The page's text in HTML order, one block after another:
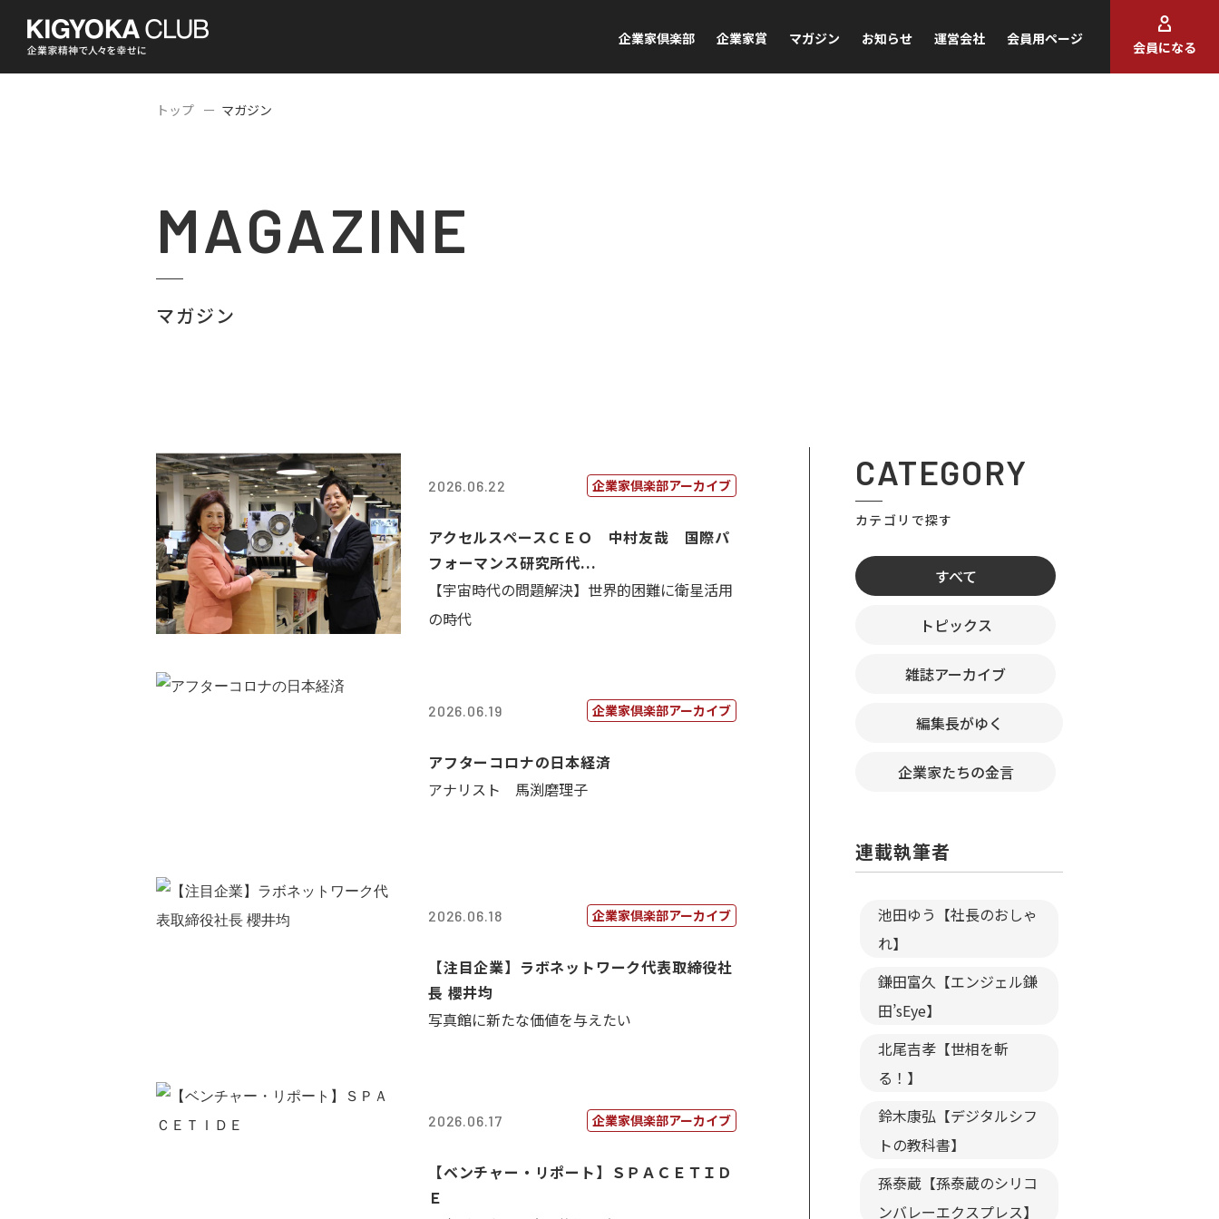
企業家倶楽部 企業家賞 マガジン お知らせ 運営会社 会員用ページ
会員になる
トップ マガジン
MAGAZINE
マガジン
2026.06.22 企業家倶楽部アーカイブ
アクセルスペースＣＥＯ 中村友哉 国際パ
フォーマンス研究所代...
【宇宙時代の問題解決】世界的困難に衛星活用
の時代
2026.06.19 企業家倶楽部アーカイブ
アフターコロナの日本経済
アナリスト 馬渕磨理子
2026.06.18 企業家倶楽部アーカイブ
【注目企業】ラボネットワーク代表取締役社
長 櫻井均
写真館に新たな価値を与えたい
2026.06.17 企業家倶楽部アーカイブ
【ベンチャー・リポート】ＳＰＡＣＥＴＩＤ
Ｅ
CATEGORY
カテゴリで探す
すべて
トピックス
雑誌アーカイブ
編集長がゆく
企業家たちの金言
連載執筆者
池田ゆう【社長のおしゃ
れ】
鎌田富久【エンジェル鎌
田’sEye】
北尾吉孝【世相を斬
る！】
鈴木康弘【デジタルシフ
トの教科書】
孫泰蔵【孫泰蔵のシリコ
ンバレーエクスプレス】